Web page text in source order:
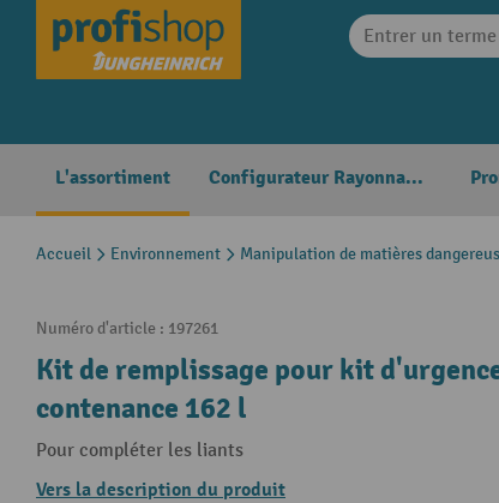
Skip to main navigation
L'assortiment Configurateur Rayonnages
Accueil Environnement Manipulation de matières
Numéro d'article : 197261
Kit de remplissage pour kit
contenance 162 l
Pour compléter les liants
Vers la description du produit